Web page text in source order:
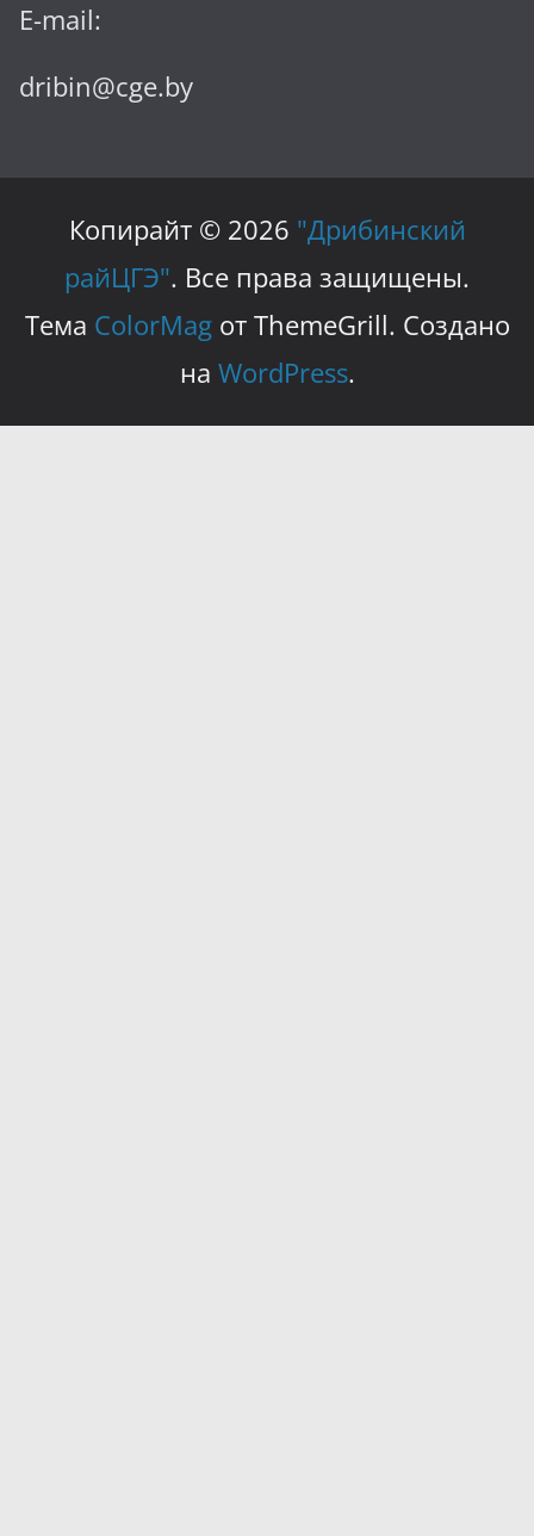
E-mail:
dribin@cge.by
Копирайт © 2026 "Дрибинский
райЦГЭ". Все права защищены.
Тема ColorMagот ThemeGrill. Создано
на WordPress.